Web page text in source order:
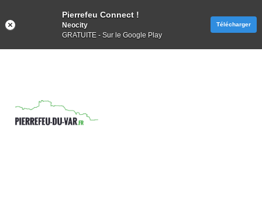
Pierrefeu Connect !
Neocity
GRATUITE - Sur le Google Play
Télécharger